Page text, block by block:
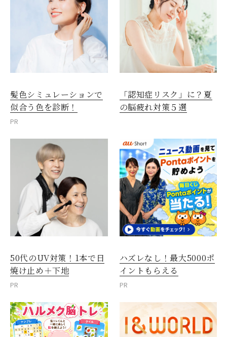
髪色シミュレーションで
似合う色を診断！
PR
「認知症リスク」に？夏
の脳疲れ対策５選
50代のUV対策！1本で日
焼け止め＋下地
PR
ハズレなし！最大5000ポ
イントもらえる
PR